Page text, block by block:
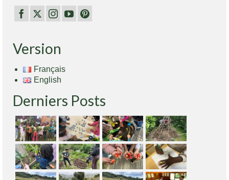
Version
Français
English
Derniers Posts